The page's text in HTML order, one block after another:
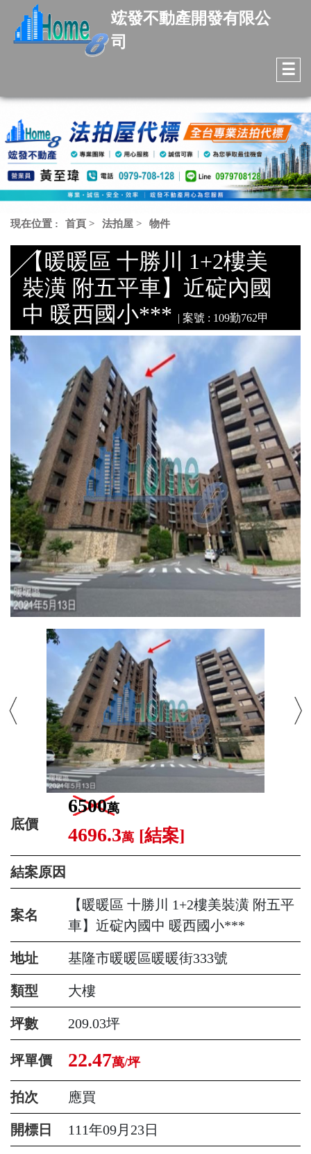
竤發不動產開發有限公
司
☰
現在位置 : 首頁 > 法拍屋 > 物件
【暖暖區 十勝川 1+2樓美
裝潢 附五平車】近碇內國
中 暖西國小*** | 案號 : 109勤762甲
底價
6500萬
4696.3萬 [結案]
結案原因
案名
【暖暖區 十勝川 1+2樓美裝潢 附五平
車】近碇內國中 暖西國小***
地址 基隆市暖暖區暖暖街333號
類型 大樓
坪數 209.03坪
坪單價 22.47萬/坪
拍次 應買
開標日 111年09月23日